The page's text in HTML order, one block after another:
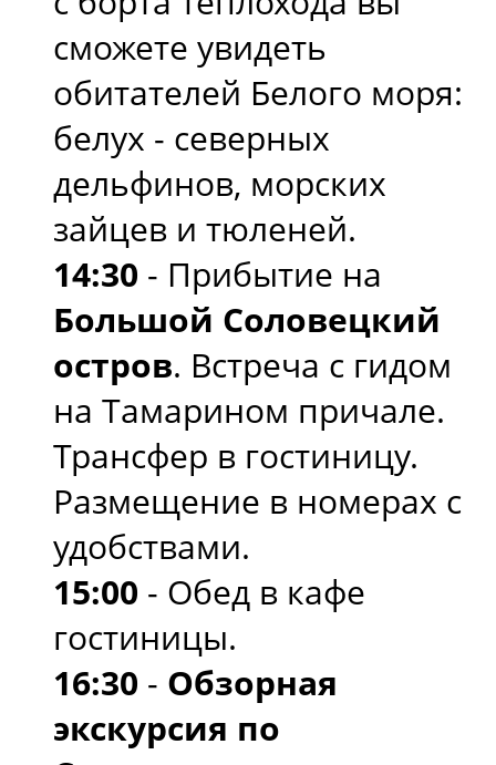
сможете увидеть
обитателей Белого моря:
белух - северных
дельфинов, морских
зайцев и тюленей.
14:30 - Прибытие на
Большой Соловецкий
остров. Встреча с гидом
на Тамарином причале.
Трансфер в гостиницу.
Размещение в номерах с
удобствами.
15:00 - Обед в кафе
гостиницы.
16:30 - Обзорная
экскурсия по